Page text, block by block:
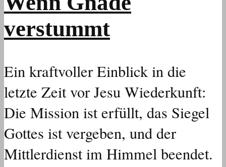
verstummt
Ein kraftvoller Einblick in die
letzte Zeit vor Jesu Wiederkunft:
Die Mission ist erfüllt, das Siegel
Gottes ist vergeben, und der
Mittlerdienst im Himmel beendet.